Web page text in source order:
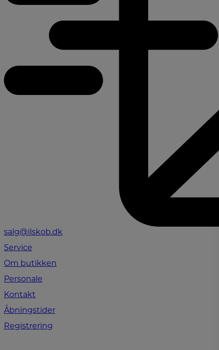
salg@ilskob.dk
Service
Om butikken
Personale
Kontakt
Åbningstider
Registrering